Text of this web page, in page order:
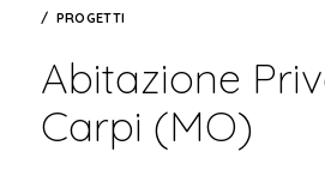
PROGETTI
Abitazione
Carpi (MO)